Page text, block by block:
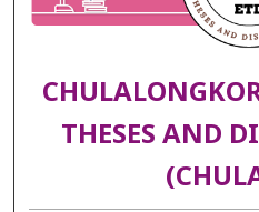
THESES AND